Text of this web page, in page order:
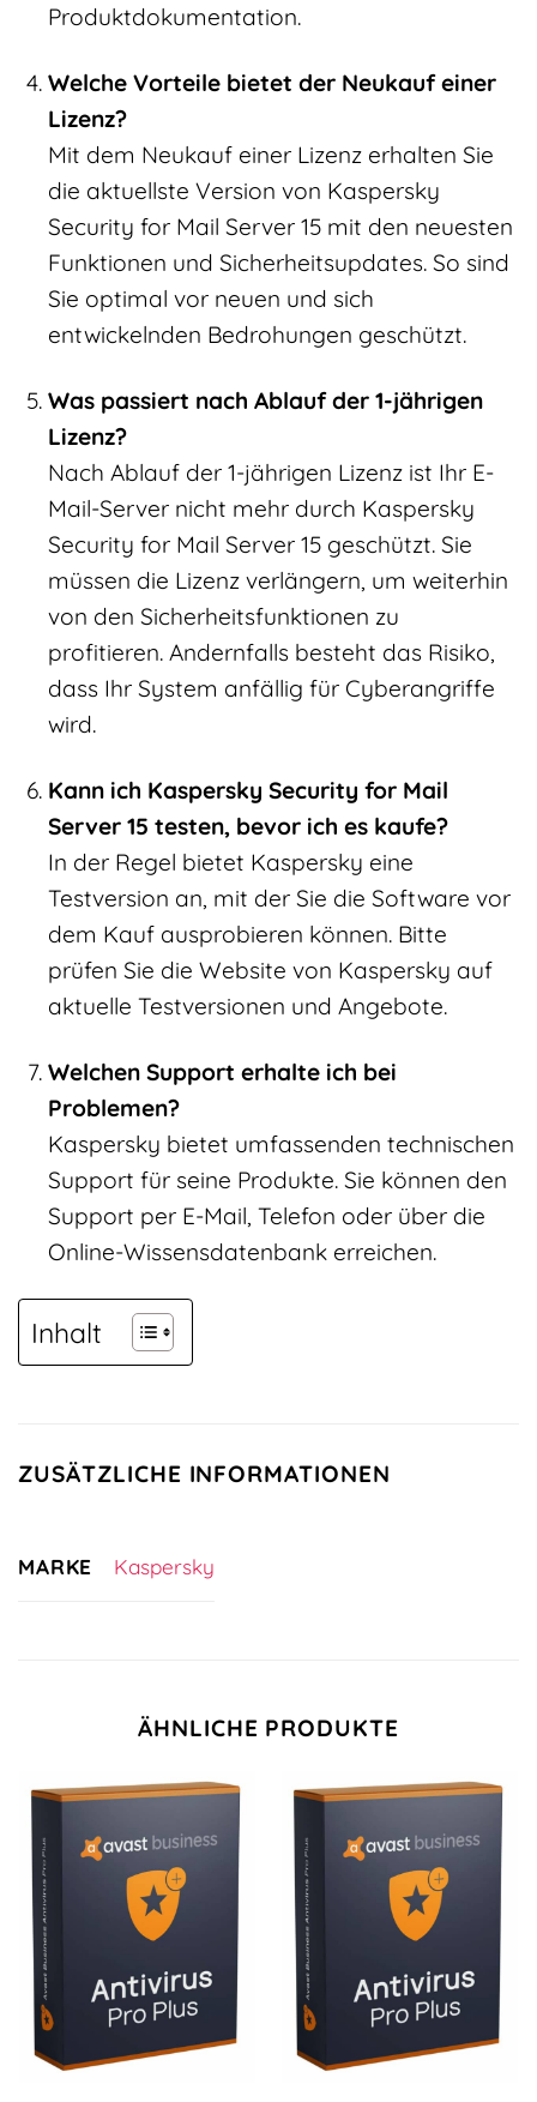
Produktdokumentation.
Welche Vorteile bietet der Neukauf einer
Lizenz?
Mit dem Neukauf einer Lizenz erhalten Sie
die aktuellste Version von Kaspersky
Security for Mail Server 15 mit den neuesten
Funktionen und Sicherheitsupdates. So sind
Sie optimal vor neuen und sich
entwickelnden Bedrohungen geschützt.
Was passiert nach Ablauf der 1-jährigen
Lizenz?
Nach Ablauf der 1-jährigen Lizenz ist Ihr E-
Mail-Server nicht mehr durch Kaspersky
Security for Mail Server 15 geschützt. Sie
müssen die Lizenz verlängern, um weiterhin
von den Sicherheitsfunktionen zu
profitieren. Andernfalls besteht das Risiko,
dass Ihr System anfällig für Cyberangriffe
wird.
Kann ich Kaspersky Security for Mail
Server 15 testen, bevor ich es kaufe?
In der Regel bietet Kaspersky eine
Testversion an, mit der Sie die Software vor
dem Kauf ausprobieren können. Bitte
prüfen Sie die Website von Kaspersky auf
aktuelle Testversionen und Angebote.
Welchen Support erhalte ich bei
Problemen?
Kaspersky bietet umfassenden technischen
Support für seine Produkte. Sie können den
Support per E-Mail, Telefon oder über die
Online-Wissensdatenbank erreichen.
Inhalt
ZUSÄTZLICHE INFORMATIONEN
MARKE Kaspersky
ÄHNLICHE PRODUKTE